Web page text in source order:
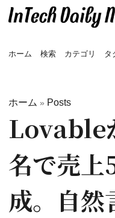
ホーム 検索 カテゴリ タ
ホーム » Posts
Lovable
名で売上
成。自然